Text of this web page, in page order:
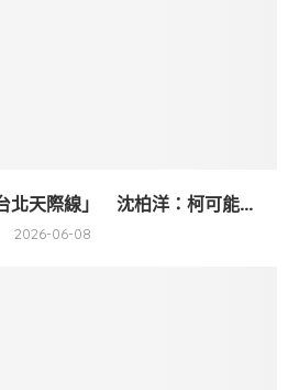
北天際線」 沈柏洋：柯可能...
2026-06-08